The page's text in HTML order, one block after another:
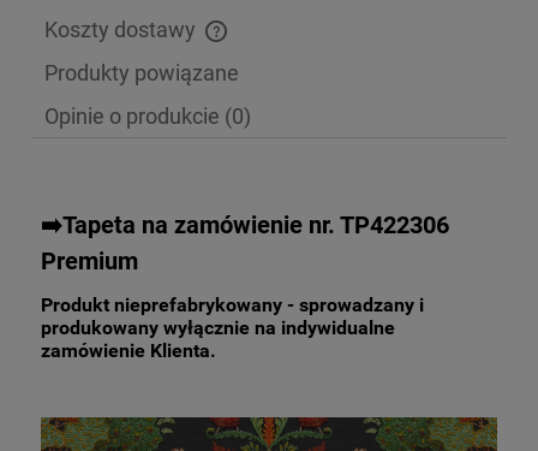
Koszty dostawy
Cena nie zawiera ewentualnych kosztów płatności
Produkty powiązane
Opinie o produkcie (0)
➡️Tapeta na zamówienie nr. TP422306
Premium
Produkt nieprefabrykowany - sprowadzany i
produkowany wyłącznie na indywidualne
zamówienie Klienta.